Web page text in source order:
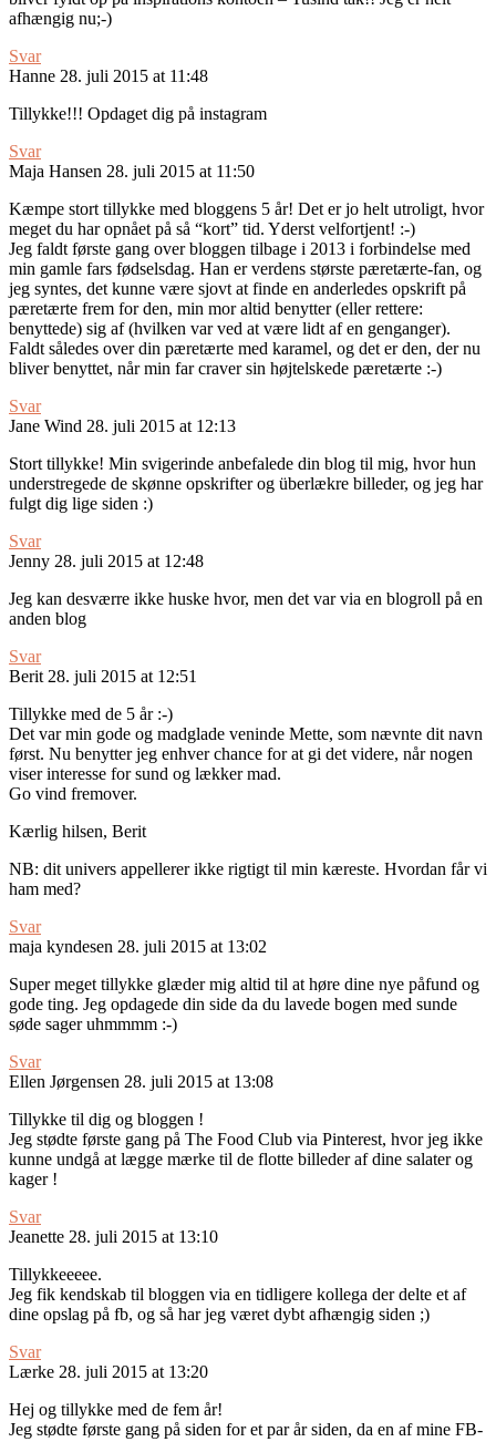
afhængig nu;-)
Svar
Hanne 28. juli 2015 at 11:48
Tillykke!!! Opdaget dig på instagram
Svar
Maja Hansen 28. juli 2015 at 11:50
Kæmpe stort tillykke med bloggens 5 år! Det er jo helt utroligt, hvor
meget du har opnået på så “kort” tid. Yderst velfortjent! :-)
Jeg faldt første gang over bloggen tilbage i 2013 i forbindelse med
min gamle fars fødselsdag. Han er verdens største pæretærte-fan, og
jeg syntes, det kunne være sjovt at finde en anderledes opskrift på
pæretærte frem for den, min mor altid benytter (eller rettere:
benyttede) sig af (hvilken var ved at være lidt af en genganger).
Faldt således over din pæretærte med karamel, og det er den, der nu
bliver benyttet, når min far craver sin højtelskede pæretærte :-)
Svar
Jane Wind 28. juli 2015 at 12:13
Stort tillykke! Min svigerinde anbefalede din blog til mig, hvor hun
understregede de skønne opskrifter og überlækre billeder, og jeg har
fulgt dig lige siden :)
Svar
Jenny 28. juli 2015 at 12:48
Jeg kan desværre ikke huske hvor, men det var via en blogroll på en
anden blog
Svar
Berit 28. juli 2015 at 12:51
Tillykke med de 5 år :-)
Det var min gode og madglade veninde Mette, som nævnte dit navn
først. Nu benytter jeg enhver chance for at gi det videre, når nogen
viser interesse for sund og lækker mad.
Go vind fremover.
Kærlig hilsen, Berit
NB: dit univers appellerer ikke rigtigt til min kæreste. Hvordan får vi
ham med?
Svar
maja kyndesen 28. juli 2015 at 13:02
Super meget tillykke glæder mig altid til at høre dine nye påfund og
gode ting. Jeg opdagede din side da du lavede bogen med sunde
søde sager uhmmmm :-)
Svar
Ellen Jørgensen 28. juli 2015 at 13:08
Tillykke til dig og bloggen !
Jeg stødte første gang på The Food Club via Pinterest, hvor jeg ikke
kunne undgå at lægge mærke til de flotte billeder af dine salater og
kager !
Svar
Jeanette 28. juli 2015 at 13:10
Tillykkeeeee.
Jeg fik kendskab til bloggen via en tidligere kollega der delte et af
dine opslag på fb, og så har jeg været dybt afhængig siden ;)
Svar
Lærke 28. juli 2015 at 13:20
Hej og tillykke med de fem år!
Jeg stødte første gang på siden for et par år siden, da en af mine FB-